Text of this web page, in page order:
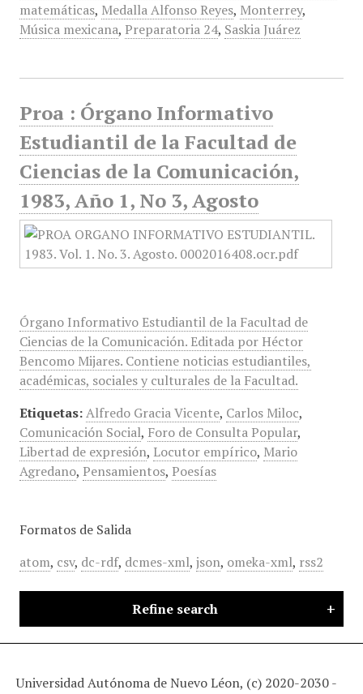
matemáticas, Medalla Alfonso Reyes, Monterrey,
Música mexicana, Preparatoria 24, Saskia Juárez
Proa : Órgano Informativo
Estudiantil de la Facultad de
Ciencias de la Comunicación,
1983, Año 1, No 3, Agosto
Órgano Informativo Estudiantil de la Facultad de
Ciencias de la Comunicación. Editada por Héctor
Bencomo Mijares. Contiene noticias estudiantiles,
académicas, sociales y culturales de la Facultad.
Etiquetas: Alfredo Gracia Vicente, Carlos Miloc,
Comunicación Social, Foro de Consulta Popular,
Libertad de expresión, Locutor empírico, Mario
Agredano, Pensamientos, Poesías
Formatos de Salida
atom, csv, dc-rdf, dcmes-xml, json, omeka-xml, rss2
Refine search
Universidad Autónoma de Nuevo Léon, (c) 2020-2030 -